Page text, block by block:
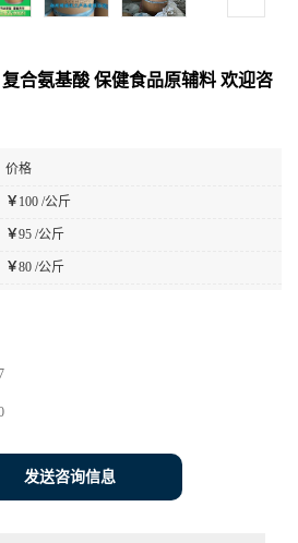
合氨基酸 保健食品原辅料 欢迎咨
价格
￥ 100 /公斤
￥95 /公斤
￥80 /公斤
发送咨询信息